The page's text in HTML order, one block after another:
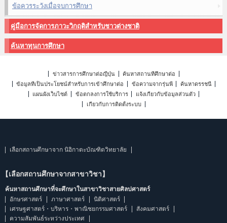
ข้อควรระวังเมื่อจบการศึกษา
คู่มือการจัดการภาวะวิกฤติสำหรับชาวต่างชาติ
ค้นหาทุนการศึกษา
ข่าวสารการศึกษาต่อญี่ปุ่น
ค้นหาสถานที่ศึกษาต่อ
ข้อมูลที่เป็นประโยชน์สำหรับการเข้าศึกษาต่อ
ข้อความจากรุ่นพี่
ค้นหาดรรชนี
แผนผังเว็บไซต์
ข้อตกลงการใช้บริการ
แจ้งเกี่ยวกับข้อมูลส่วนตัว
เกี่ยวกับการติดตั้งระบบ
เลือกสถานศึกษาจาก นิอิกาตะบัณฑิตวิทยาลัย
【เลือกสถานศึกษาจากสาขาวิชา】
ค้นหาสถานศึกษาที่จะศึกษาในสาขาวิชาสายศิลปศาสตร์
อักษรศาสตร์
ภาษาศาสตร์
นิติศาสตร์
เศรษฐศาสตร์・บริหาร・พาณิชยกรรมศาสตร์
สังคมศาสตร์
ความสัมพันธ์ระหว่างประเทศ